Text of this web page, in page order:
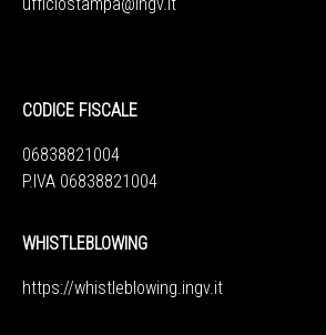
ufficiostampa@ingv.it
CODICE FISCALE
06838821004
P.IVA 06838821004
WHISTLEBLOWING
https://whistleblowing.ingv.it